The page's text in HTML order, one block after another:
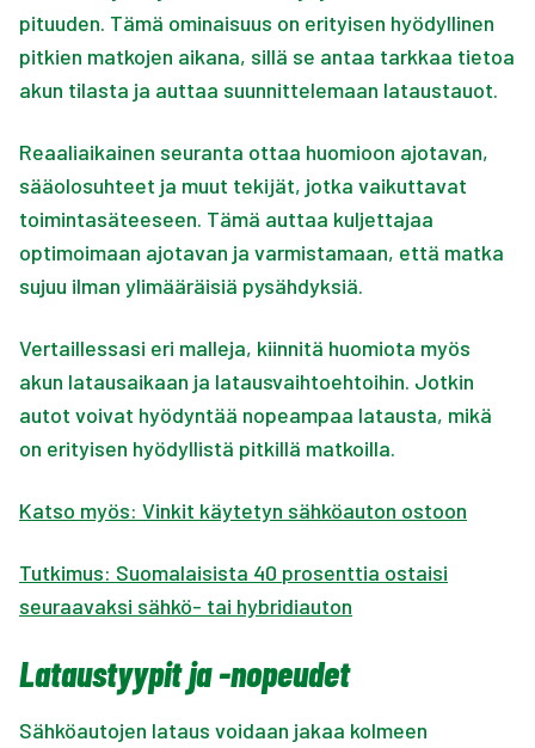
pituuden. Tämä ominaisuus on erityisen hyödyllinen
pitkien matkojen aikana, sillä se antaa tarkkaa tietoa
akun tilasta ja auttaa suunnittelemaan lataustauot.
Reaaliaikainen seuranta ottaa huomioon ajotavan,
sääolosuhteet ja muut tekijät, jotka vaikuttavat
toimintasäteeseen. Tämä auttaa kuljettajaa
optimoimaan ajotavan ja varmistamaan, että matka
sujuu ilman ylimääräisiä pysähdyksiä.
Vertaillessasi eri malleja, kiinnitä huomiota myös
akun latausaikaan ja latausvaihtoehtoihin. Jotkin
autot voivat hyödyntää nopeampaa latausta, mikä
on erityisen hyödyllistä pitkillä matkoilla.
Katso myös: Vinkit käytetyn sähköauton ostoon
Tutkimus: Suomalaisista 40 prosenttia ostaisi
seuraavaksi sähkö- tai hybridiauton
Lataustyypit ja -nopeudet
Sähköautojen lataus voidaan jakaa kolmeen